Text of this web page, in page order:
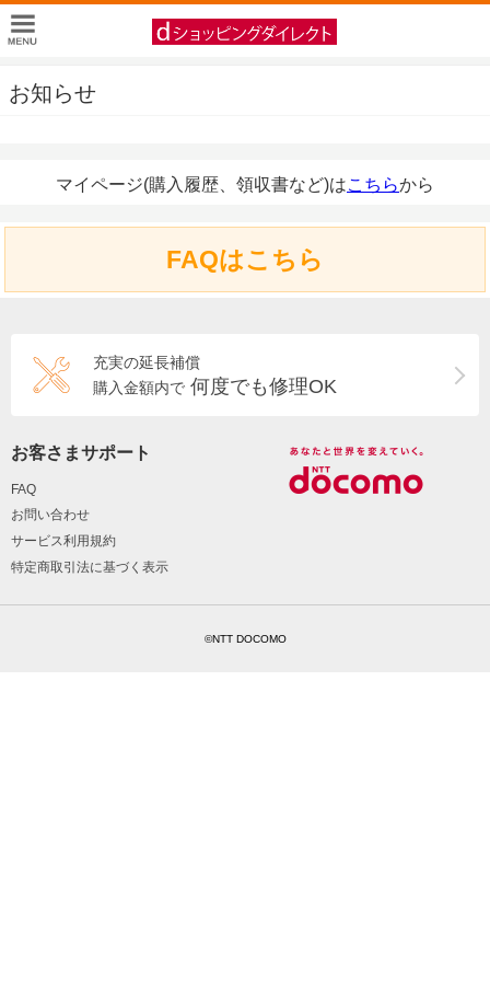
お知らせ
マイページ(購入履歴、領収書など)はこちらから
FAQはこちら
充実の延長補償
購入金額内で 何度でも修理OK
お客さまサポート
FAQ
お問い合わせ
サービス利用規約
特定商取引法に基づく表示
©NTT DOCOMO